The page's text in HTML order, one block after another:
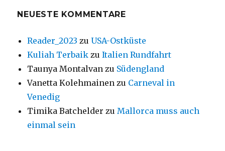
NEUESTE KOMMENTARE
Reader_2023 zuUSA-Ostküste
Kuliah Terbaik zuItalien Rundfahrt
Taunya Montalvan zu Südengland
Vanetta Kolehmainen zu Carneval in
Venedig
Timika Batchelder zu Mallorca muss auch
einmal sein